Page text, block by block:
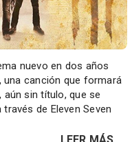
nuevo en dos años
una canción que formará
sin título, que se
de Eleven Seven